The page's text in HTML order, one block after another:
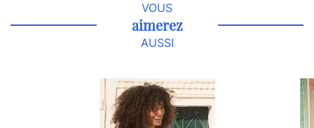
VOUS
aimerez
AUSSI